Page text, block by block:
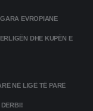
EVROPIANE
DHE KUPËN E
NË LIGË TË PARË
DERBI!